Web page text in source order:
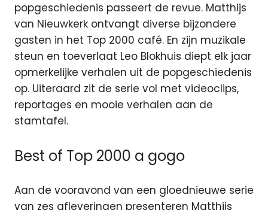
popgeschiedenis passeert de revue. Matthijs
van Nieuwkerk ontvangt diverse bijzondere
gasten in het Top 2000 café. En zijn muzikale
steun en toeverlaat Leo Blokhuis diept elk jaar
opmerkelijke verhalen uit de popgeschiedenis
op. Uiteraard zit de serie vol met videoclips,
reportages en mooie verhalen aan de
stamtafel.
Best of Top 2000 a gogo
Aan de vooravond van een gloednieuwe serie
van zes afleveringen presenteren Matthijs